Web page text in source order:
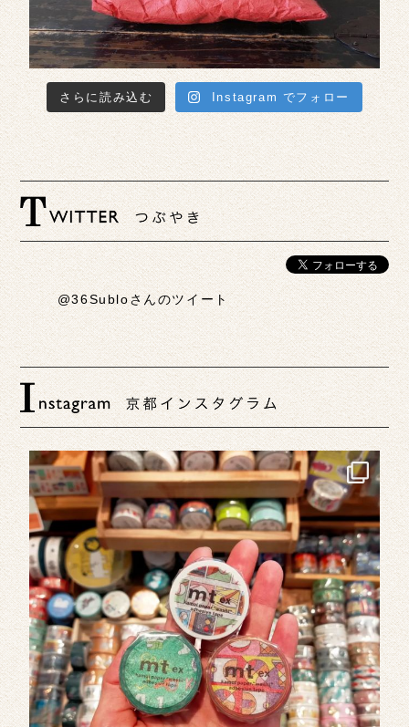
さらに読み込む Instagram でフォロー
@36Subloさんのツイート